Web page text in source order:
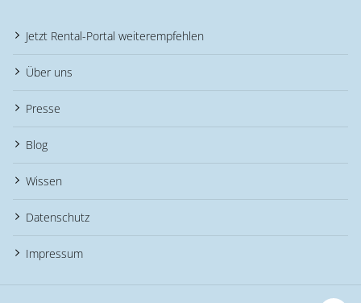
Jetzt Rental-Portal weiterempfehlen
Über uns
Presse
Blog
Wissen
Datenschutz
Impressum